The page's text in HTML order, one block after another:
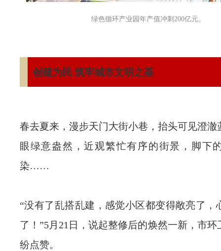
绿色循环产业园年产值冲刺200亿元。
创建为民 筑牢城市文明之基
春去夏来，漫步天门大街小巷，抬头可见澄澈
眼绿意盎然，近观繁忙有序的街景，脚下
染……
“没有了乱搭乱建，感觉小区都变得敞亮了，
了！”5月21日，说起整修后的焕然一新，市环
纷点赞。